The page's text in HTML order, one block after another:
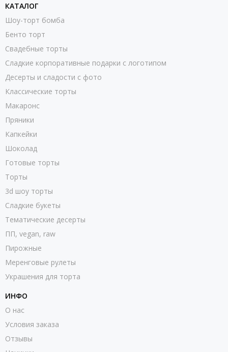
КАТАЛОГ
Шоу-торт бомба
Бенто торт
Свадебные торты
Сладкие корпоративные подарки с логотипом
Десерты и сладости с фото
Классические торты
Макаронс
Пряники
Капкейки
Шоколад
Готовые торты
Торты
3d шоу торты
Сладкие букеты
Тематические десерты
ПП, vegan, raw
Пирожные
Меренговые рулеты
Украшения для торта
ИНФО
О нас
Условия заказа
Отзывы